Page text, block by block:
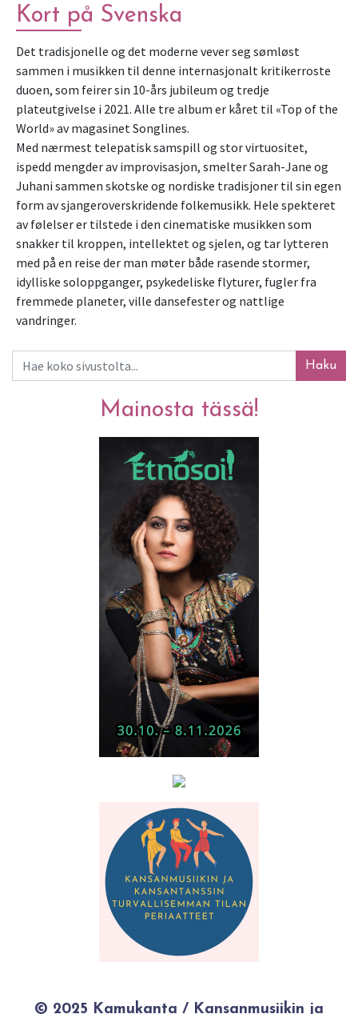
Kort på Svenska
Det tradisjonelle og det moderne vever seg sømløst
sammen i musikken til denne internasjonalt kritikerroste
duoen, som feirer sin 10-års jubileum og tredje
plateutgivelse i 2021. Alle tre album er kåret til «Top of the
World» av magasinet Songlines.
Med nærmest telepatisk samspill og stor virtuositet,
ispedd mengder av improvisasjon, smelter Sarah-Jane og
Juhani sammen skotske og nordiske tradisjoner til sin egen
form av sjangeroverskridende folkemusikk. Hele spekteret
av følelser er tilstede i den cinematiske musikken som
snakker til kroppen, intellektet og sjelen, og tar lytteren
med på en reise der man møter både rasende stormer,
idylliske soloppganger, psykedeliske flyturer, fugler fra
fremmede planeter, ville dansefester og nattlige
vandringer.
Haku
Mainosta tässä!
© 2025 Kamukanta / Kansanmusiikin ja